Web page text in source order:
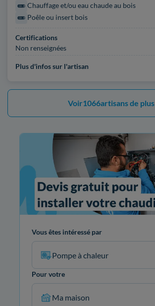
Chauffage et/ou eau chaude au bois
Poêle ou insert bois
Certifications
Non renseignées
Plus d'infos sur l'artisan
Voir1066artisans de plus
Vous êtes intéressé par
Pompe à chaleur
Pour votre
Ma maison